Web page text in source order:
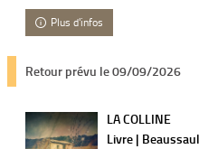
Plus d'infos
Retour prévu le 09/09/2026
LA COLLINE
Livre |